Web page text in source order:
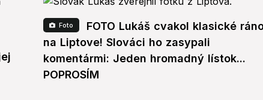
Foto
FOTO Lukáš cvakol klasické
na Liptove! Slováci ho zasypali
komentármi: Jeden hromadný lístok...
POPROSÍM